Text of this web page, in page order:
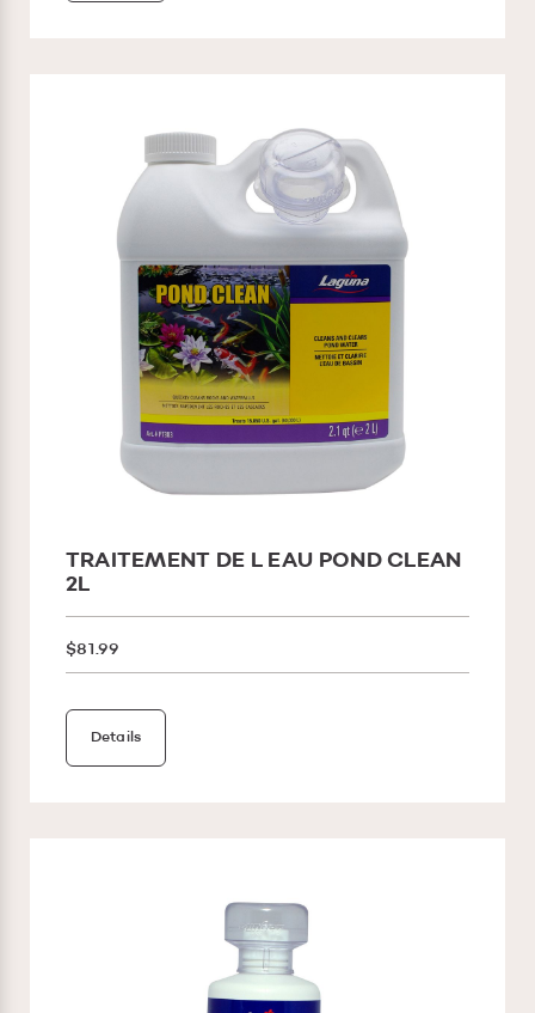
TRAITEMENT DE L EAU POND CLEAN
2L
$81.99
Details